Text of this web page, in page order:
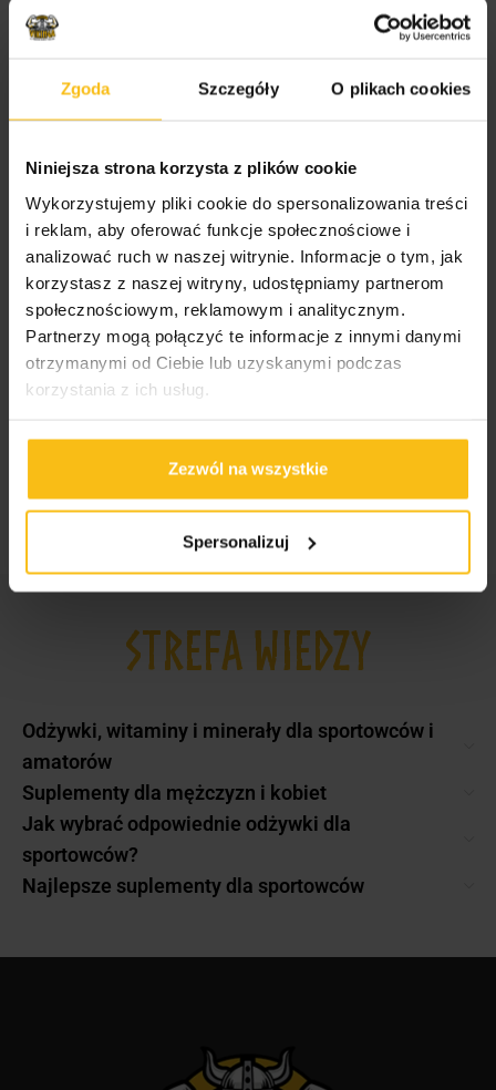
Zgoda Szczegóły O plikach cookies
Niniejsza strona korzysta z plików cookie
Wykorzystujemy pliki cookie do spersonalizowania treści
i reklam, aby oferować funkcje społecznościowe i
analizować ruch w naszej witrynie. Informacje o tym, jak
korzystasz z naszej witryny, udostępniamy partnerom
społecznościowym, reklamowym i analitycznym.
Partnerzy mogą połączyć te informacje z innymi danymi
otrzymanymi od Ciebie lub uzyskanymi podczas
korzystania z ich usług.
Zezwól na wszystkie
Spersonalizuj
PROMOCJE
Akcesoria sportowe
Bez kategorii
FILTRUJ WG. CENY
Wszystko
0,00zł
STREFA WIEDZY
Odżywki, witaminy i minerały dla sportowców i
amatorów
Suplementy dla mężczyzn i kobiet
Jak wybrać odpowiednie odżywki dla
sportowców?
Najlepsze suplementy dla sportowców